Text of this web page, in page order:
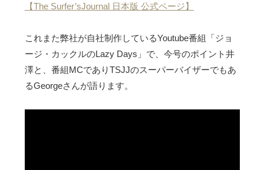
【The Surfer’sJournal 日本版 公式ページ】
これまた弊社が自社制作しているYoutube番組「ジョ
ージ・カックルのLazy Days」で、今号のポイント井
澤と、番組MCでありTSJJのスーパーバイザーでもあ
るGeorgeさんが語ります。